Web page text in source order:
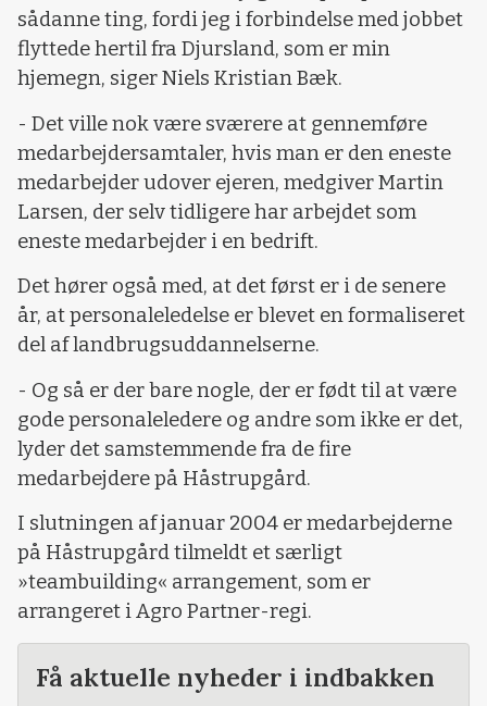
sådanne ting, fordi jeg i forbindelse med jobbet
flyttede hertil fra Djursland, som er min
hjemegn, siger Niels Kristian Bæk.
- Det ville nok være sværere at gennemføre
medarbejdersamtaler, hvis man er den eneste
medarbejder udover ejeren, medgiver Martin
Larsen, der selv tidligere har arbejdet som
eneste medarbejder i en bedrift.
Det hører også med, at det først er i de senere
år, at personaleledelse er blevet en formaliseret
del af landbrugsuddannelserne.
- Og så er der bare nogle, der er født til at være
gode personaleledere og andre som ikke er det,
lyder det samstemmende fra de fire
medarbejdere på Håstrupgård.
I slutningen af januar 2004 er medarbejderne
på Håstrupgård tilmeldt et særligt
»teambuilding« arrangement, som er
arrangeret i Agro Partner-regi.
Få aktuelle nyheder i indbakken